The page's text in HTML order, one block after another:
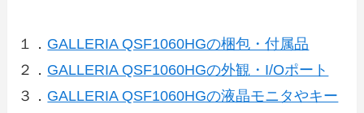
１． GALLERIA QSF1060HGの梱包・付属品
２． GALLERIA QSF1060HGの外観・I/Oポート
３． GALLERIA QSF1060HGの液晶モニタやキー